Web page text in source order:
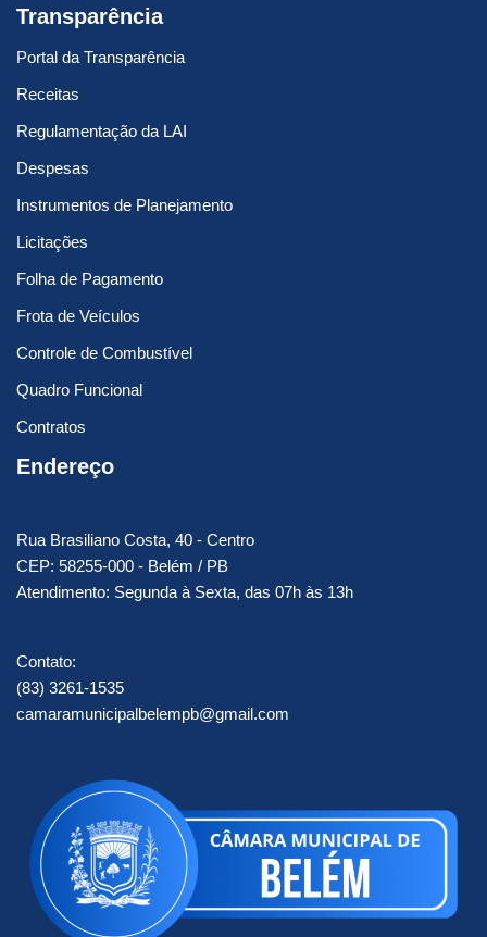
Transparência
Portal da Transparência
Receitas
Regulamentação da LAI
Despesas
Instrumentos de Planejamento
Licitações
Folha de Pagamento
Frota de Veículos
Controle de Combustível
Quadro Funcional
Contratos
Endereço
Rua Brasiliano Costa, 40 - Centro
CEP: 58255-000 - Belém / PB
Atendimento: Segunda à Sexta, das 07h às 13h
Contato:
(83) 3261-1535
camaramunicipalbelempb@gmail.com